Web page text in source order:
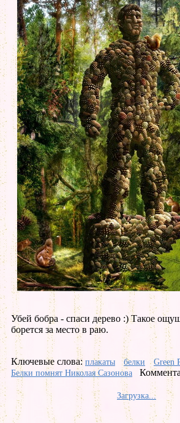
Убей бобра - спаси дерево :) Такое
борется за место в раю.
Ключевые слова: плакаты белки
Green
Белки помнят Николая Сазонова
Загрузка...